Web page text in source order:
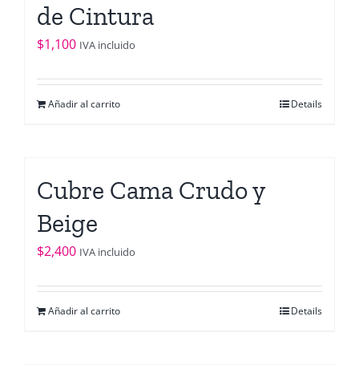
de Cintura
$1,100 IVA incluido
Añadir al carrito Details
Cubre Cama Crudo y
Beige
$2,400 IVA incluido
Añadir al carrito Details